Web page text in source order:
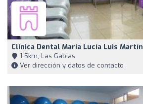
Clínica Dental María Lucía Luis Martín
1,5km, Las Gabias
Ver dirección y datos de contacto